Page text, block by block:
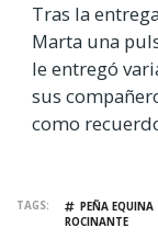
Tras la
Marta una
le entregó
sus
como
TAGS
PEÑA EQUINA
ROCINANTE